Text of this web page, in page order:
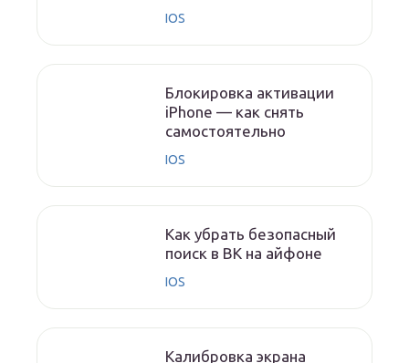
IOS
Блокировка активации
iPhone — как снять
самостоятельно
IOS
Как убрать безопасный
поиск в ВК на айфоне
IOS
Калибровка экрана